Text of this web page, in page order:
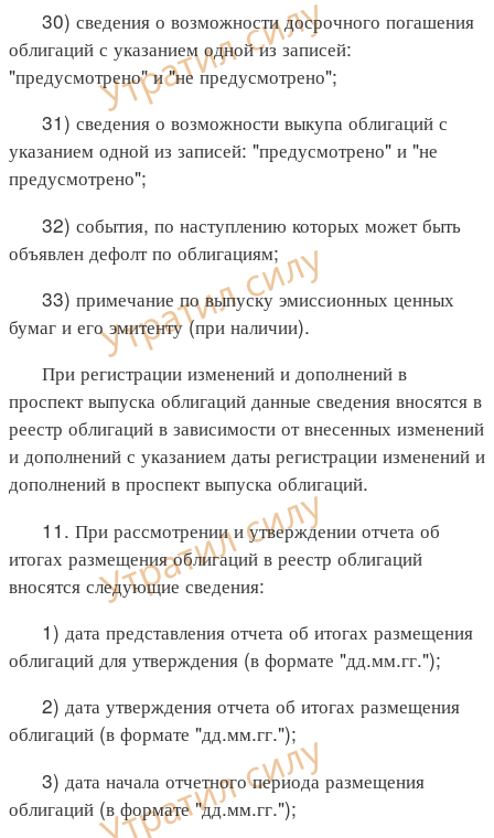
30) сведения о возможности досрочного погашения
облигаций с указанием одной из записей:
"предусмотрено" и "не предусмотрено";
31) сведения о возможности выкупа облигаций с
указанием одной из записей: "предусмотрено" и "не
предусмотрено";
32) события, по наступлению которых может быть
объявлен дефолт по облигациям;
33) примечание по выпуску эмиссионных ценных
бумаг и его эмитенту (при наличии).
При регистрации изменений и дополнений в
проспект выпуска облигаций данные сведения вносятся в
реестр облигаций в зависимости от внесенных изменений
и дополнений с указанием даты регистрации изменений и
дополнений в проспект выпуска облигаций.
11. При рассмотрении и утверждении отчета об
итогах размещения облигаций в реестр облигаций
вносятся следующие сведения:
1) дата представления отчета об итогах размещения
облигаций для утверждения (в формате "дд.мм.гг.");
2) дата утверждения отчета об итогах размещения
облигаций (в формате "дд.мм.гг.");
3) дата начала отчетного периода размещения
облигаций (в формате "дд.мм.гг.");